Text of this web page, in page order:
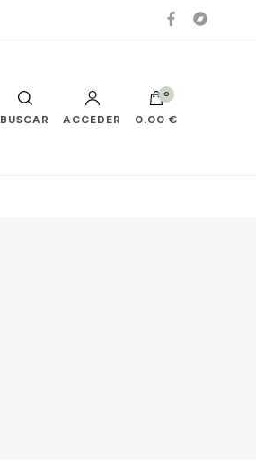
BUSCAR ACCEDER
0
0.00 €